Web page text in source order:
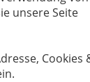
unsere Seite
Cookies